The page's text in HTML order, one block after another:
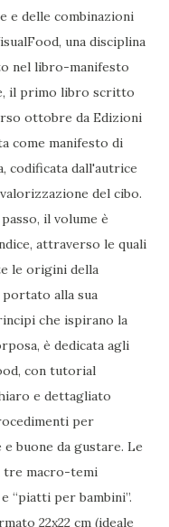
e delle combinazioni
una disciplina
nel libro-manifesto
il primo libro scritto
ottobre da Edizioni
come manifesto di
codificata dall'autrice
del cibo.
il volume è
attraverso le quali
le origini della
alla sua
che ispirano la
è dedicata agli
con tutorial
e dettagliato
per
buone da gustare. Le
tre macro-temi
“piatti per bambini”.
22x22 cm (ideale